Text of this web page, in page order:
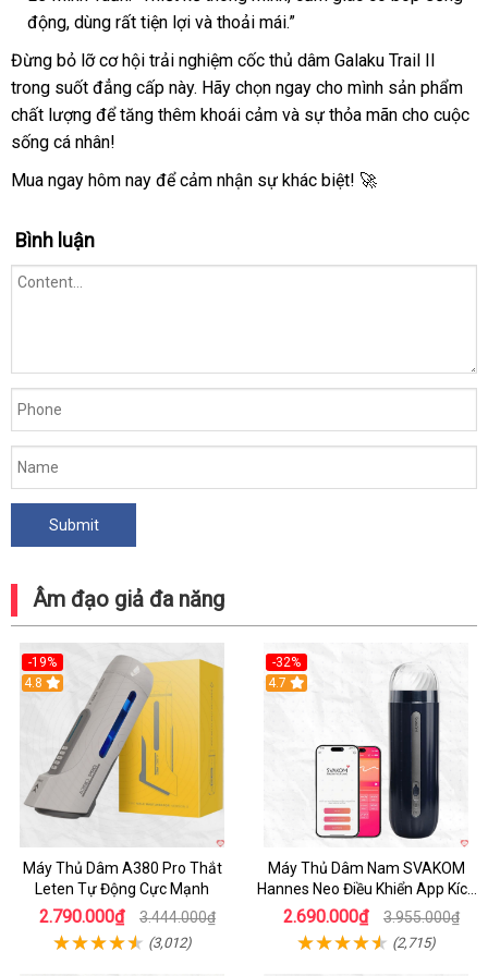
động, dùng rất tiện lợi và thoải mái.”
Đừng bỏ lỡ cơ hội trải nghiệm cốc thủ dâm Galaku Trail II
trong suốt đẳng cấp này. Hãy chọn ngay cho mình sản phẩm
chất lượng để tăng thêm khoái cảm và sự thỏa mãn cho cuộc
sống cá nhân!
Mua ngay hôm nay để cảm nhận sự khác biệt! 🚀
Bình luận
Âm đạo giả đa năng
-19%
Hot
4.8
Máy Thủ Dâm A380 Pro Thắt
Leten Tự Động Cực Mạnh
2.790.000₫ 3.444.000₫
(3,012)
-32%
Hot
4.7
Máy Thủ Dâm Nam SVAKOM
Hannes Neo Điều Khiển App Kích
Thích
2.690.000₫ 3.955.000₫
(2,715)